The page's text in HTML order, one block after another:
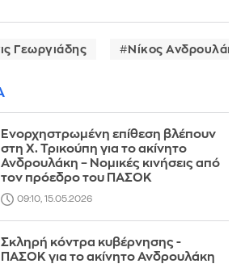
Γεωργιάδης Νίκος
Ενορχηστρωμένη επίθεση βλέπουν
στη Χ. Τρικούπη για το ακίνητο
Ανδρουλάκη – Νομικές κινήσεις από
τον πρόεδρο του ΠΑΣΟΚ
09:10, 15.05.2026
Σκληρή κόντρα κυβέρνησης -
ΠΑΣΟΚ για το ακίνητο Ανδρουλάκη